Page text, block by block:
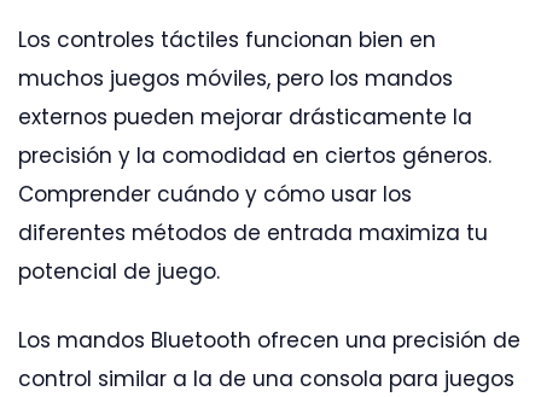
Los controles táctiles funcionan bien en
muchos juegos móviles, pero los mandos
externos pueden mejorar drásticamente la
precisión y la comodidad en ciertos géneros.
Comprender cuándo y cómo usar los
diferentes métodos de entrada maximiza tu
potencial de juego.
Los mandos Bluetooth ofrecen una precisión de
control similar a la de una consola para juegos